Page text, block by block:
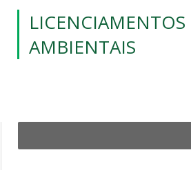
LICENCIAMENTOS
AMBIENTAIS